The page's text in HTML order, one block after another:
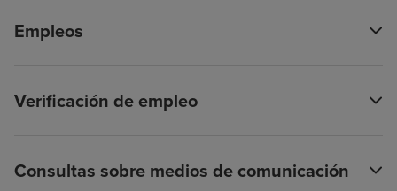
Empleos
Verificación de empleo
Consultas sobre medios de comunicación